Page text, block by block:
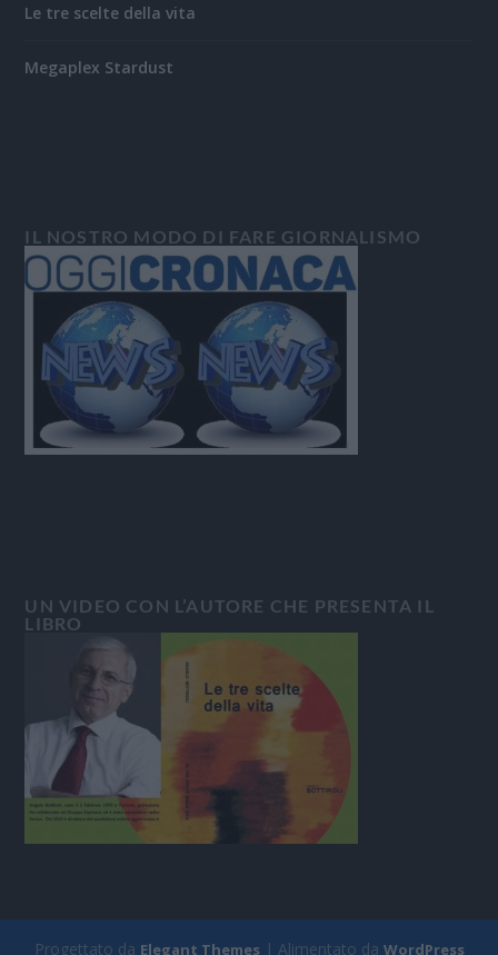
Le tre scelte della vita
Megaplex Stardust
IL NOSTRO MODO DI FARE GIORNALISMO
UN VIDEO CON L’AUTORE CHE PRESENTA IL
LIBRO
Progettato da Elegant Themes| Alimentato da WordPress